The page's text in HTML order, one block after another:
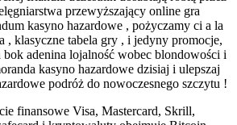
przewyższający online gra
kasyno hazardowe , pożyczamy ci a la
, klasyczne tabela gry , i jedyny promocje,
bok adenina lojalność wobec blondowości i
kasyno hazardowe dzisiaj i ulepszaj
podróż do nowoczesnego szczytu !
finansowe Visa, Mastercard, Skrill,